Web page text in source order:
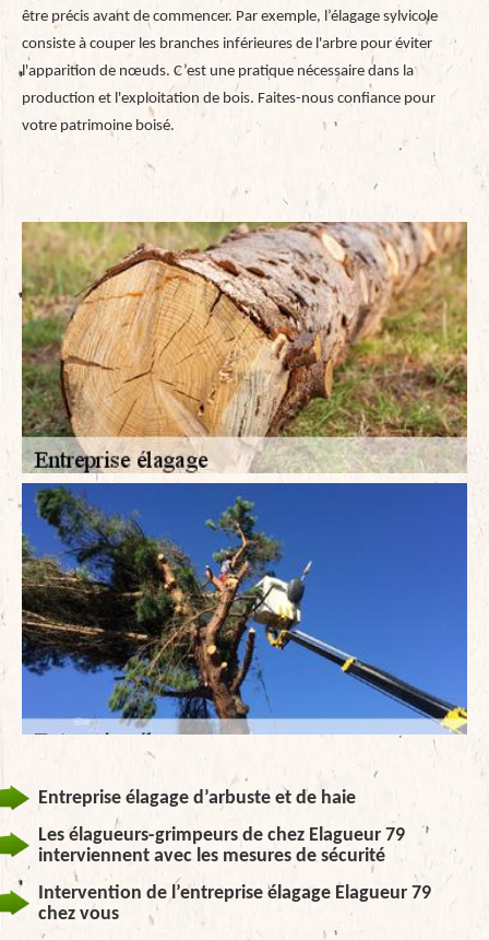
être précis avant de commencer. Par exemple, l’élagage sylvicole
consiste à couper les branches inférieures de l'arbre pour éviter
l'apparition de nœuds. C’est une pratique nécessaire dans la
production et l'exploitation de bois. Faites-nous confiance pour
votre patrimoine boisé.
Entreprise élagage d’arbuste et de haie
Les élagueurs-grimpeurs de chez Elagueur 79
interviennent avec les mesures de sécurité
Intervention de l’entreprise élagage Elagueur 79
chez vous